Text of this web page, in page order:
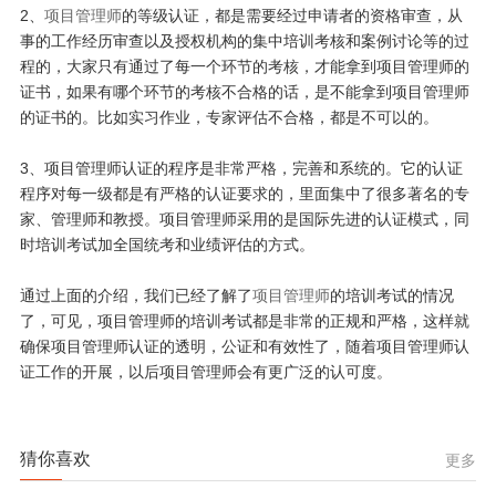
2、 项目管理师的等级认证，都是需要经过申请者的资格审查，从
事的工作经历审查以及授权机构的集中培训考核和案例讨论等的过
程的，大家只有通过了每一个环节的考核，才能拿到项目管理师的
证书，如果有哪个环节的考核不合格的话，是不能拿到项目管理师
的证书的。比如实习作业，专家评估不合格，都是不可以的。
3、项目管理师认证的程序是非常严格，完善和系统的。它的认证
程序对每一级都是有严格的认证要求的，里面集中了很多著名的专
家、管理师和教授。项目管理师采用的是国际先进的认证模式，同
时培训考试加全国统考和业绩评估的方式。
通过上面的介绍，我们已经了解了项目管理师的培训考试的情况
了，可见，项目管理师的培训考试都是非常的正规和严格，这样就
确保项目管理师认证的透明，公证和有效性了，随着项目管理师认
证工作的开展，以后项目管理师会有更广泛的认可度。
猜你喜欢 更多